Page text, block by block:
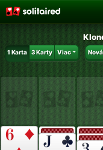
1 Karta 3 Karty Viac